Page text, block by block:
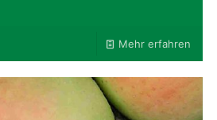
Mehr erfahren